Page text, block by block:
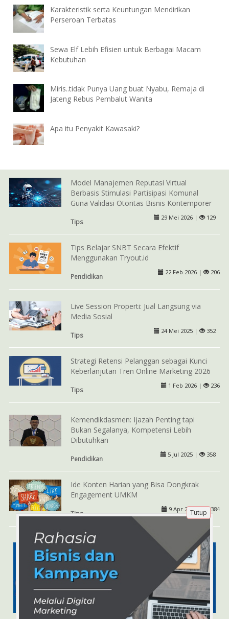
Karakteristik serta Keuntungan Mendirikan
Perseroan Terbatas
Sewa Elf Lebih Efisien untuk Berbagai Macam
Kebutuhan
Miris..tidak Punya Uang buat Nyabu, Remaja di
Jateng Rebus Pembalut Wanita
Apa itu Penyakit Kawasaki?
Model Manajemen Reputasi Virtual
Berbasis Stimulasi Partisipasi Komunal
Guna Validasi Otoritas Bisnis Kontemporer
Tips
29 Mei 2026 | 129
Tips Belajar SNBT Secara Efektif
Menggunakan Tryout.id
Pendidikan
22 Feb 2026 | 206
Live Session Properti: Jual Langsung via
Media Sosial
Tips
24 Mei 2025 | 352
Strategi Retensi Pelanggan sebagai Kunci
Keberlanjutan Tren Online Marketing 2026
Tips
1 Feb 2026 | 236
Kemendikdasmen: Ijazah Penting tapi
Bukan Segalanya, Kompetensi Lebih
Dibutuhkan
Pendidikan
5 Jul 2025 | 358
Ide Konten Harian yang Bisa Dongkrak
Engagement UMKM
Tips
9 Apr 2025 | 384
Tutup